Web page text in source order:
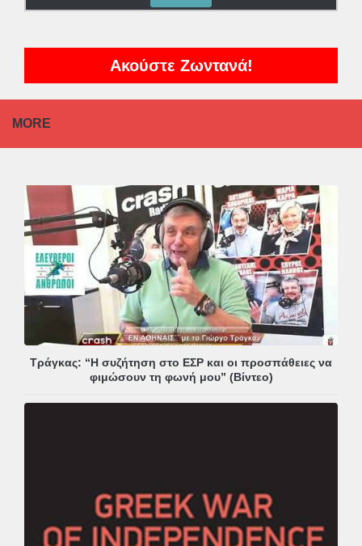
Ακούστε Ζωντανά!
MORE
Τράγκας: “Η συζήτηση στο ΕΣΡ και οι προσπάθειες να
φιμώσουν τη φωνή μου” (Βίντεο)